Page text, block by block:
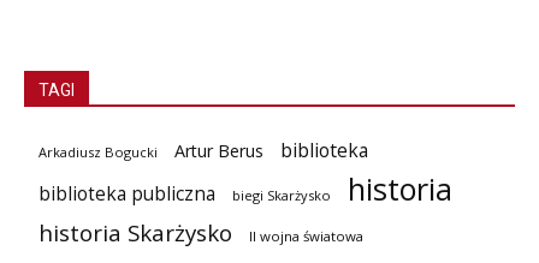
TAGI
Arkadiusz Bogucki Artur Berus
biblioteka
biblioteka publiczna
biegi Skarżysko historia
historia Skarżysko II wojna światowa